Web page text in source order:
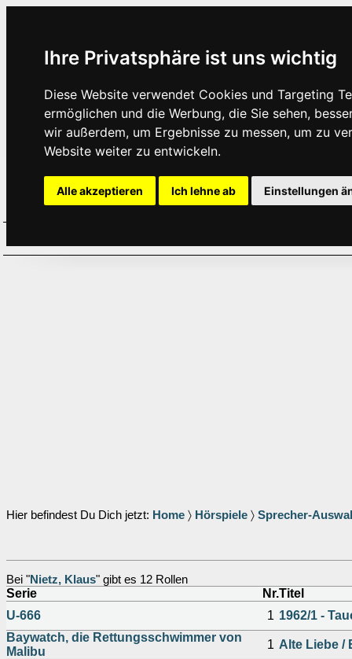
Ihre Privatsphäre ist uns wichtig
Diese Website verwendet Cookies und Targeting
ermöglichen und die Werbung, die Sie sehen,
wir außerdem, um Ergebnisse zu messen, um zu
Website weiter zu entwickeln.
Alle akzeptieren Ich lehne ab Einstellungen
Hier befindest Du Dich jetzt: Home 〉 Hörspiele 〉 Sprecher-
Bei "Nietz, Klaus" gibt es 12 Rollen
Serie Nr.Titel
U-666
1 1962/1 -
Baywatch, die Rettungsschwimmer von
Malibu
1 Alte Liebe /